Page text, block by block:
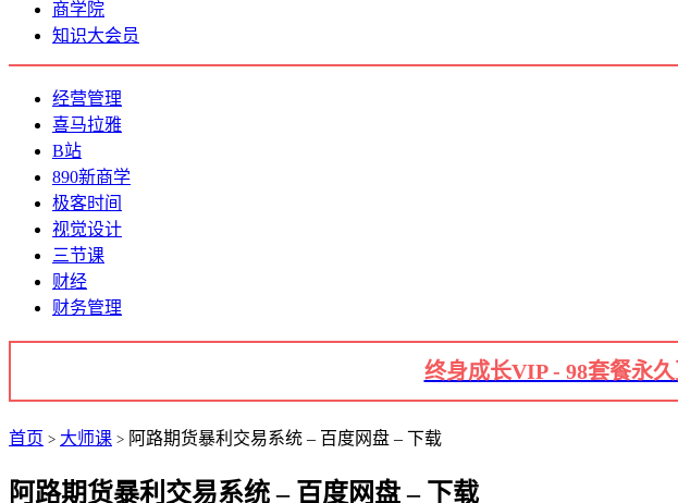
商学院
知识大会员
经营管理
喜马拉雅
B站
890新商学
极客时间
视觉设计
三节课
财经
财务管理
终身成长VIP - 98套餐永
首页 > 大师课 > 阿路期货暴利交易系统 – 百度网盘 – 下载
阿路期货暴利交易系统 – 百度网盘 – 下载